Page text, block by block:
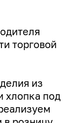
торговой
из
хлопка под